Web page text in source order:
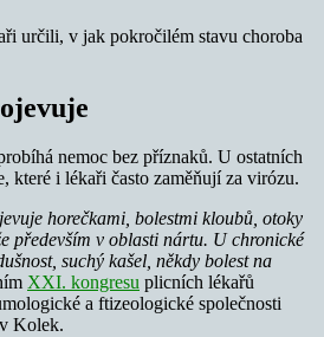
určili, v jak pokročilém stavu choroba
nemoc bez příznaků. U ostatních
které i lékaři často zaměňují za virózu.
horečkami, bolestmi kloubů, otoky
především v oblasti nártu. U chronické
suchý kašel, někdy bolest na
XXI. kongresu plicních lékařů
a ftizeologické společnosti
Kolek.